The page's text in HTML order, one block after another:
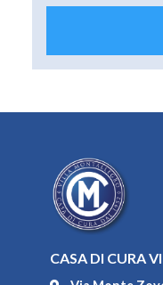
CASA DI CURA